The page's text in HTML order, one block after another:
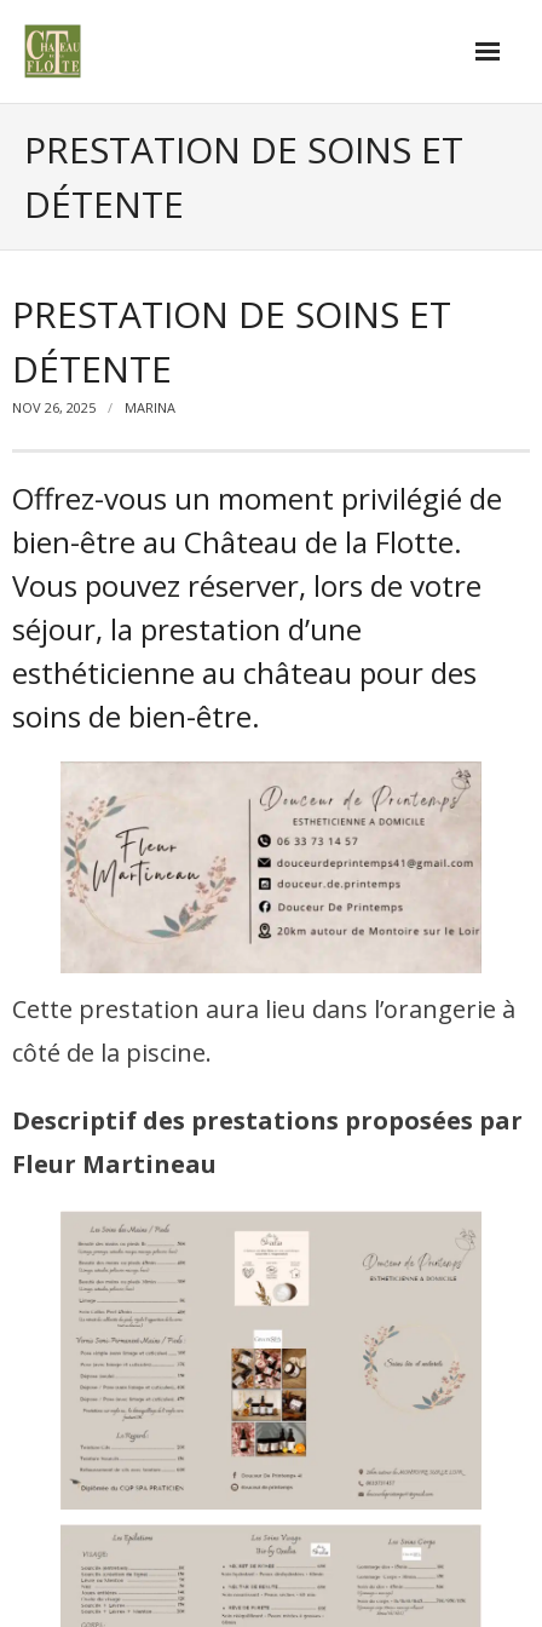
content
- Les châteaux de La Loire
Les Activités
PRESTATION DE SOINS ET
DÉTENTE
PRESTATION DE SOINS ET
DÉTENTE
NOV 26, 2025 MARINA
Offrez-vous un moment privilégié de
bien-être au Château de la Flotte.
Vous pouvez réserver, lors de votre
séjour, la prestation d’une
esthéticienne au château pour des
soins de bien-être.
Cette prestation aura lieu dans l’orangerie à
côté de la piscine.
Descriptif des prestations proposées par
Fleur Martineau